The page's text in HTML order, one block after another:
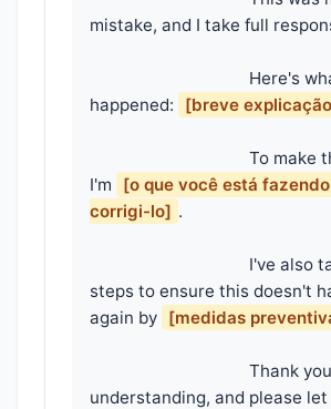
mistake, and I take full
happened:
[breve
I'm
[o que você está
corrigi-lo] .
steps to ensure this doesn't
again by [medidas
understanding, and please